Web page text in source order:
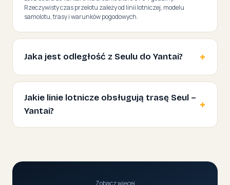
Rzeczywisty czas przelotu zależy od linii lotniczej, modelu
samolotu, trasy i warunków pogodowych.
Jaka jest odległość z Seulu do Yantai?
Jakie linie lotnicze obsługują trasę Seul –
Yantai?
Zobacz więcej